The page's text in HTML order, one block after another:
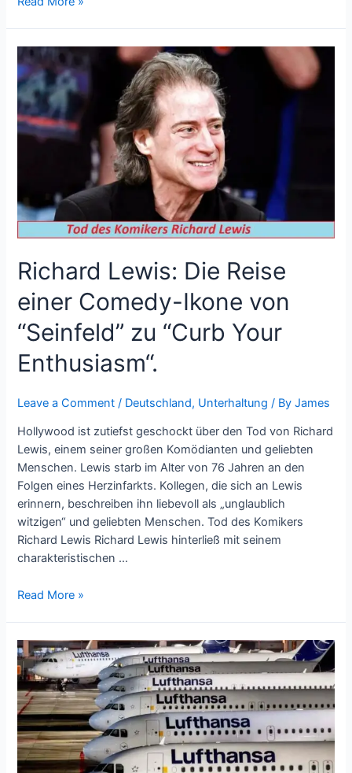
Richard Lewis: Die Reise
einer Comedy-Ikone von
“Seinfeld” zu “Curb Your
Enthusiasm“.
Leave a Comment / Deutschland, Unterhaltung / ByJames
Hollywood ist zutiefst geschockt über den Tod von Richard
Lewis, einem seiner großen Komödianten und geliebten
Menschen. Lewis starb im Alter von 76 Jahren an den
Folgen eines Herzinfarkts. Kollegen, die sich an Lewis
erinnern, beschreiben ihn liebevoll als „unglaublich
witzigen“ und geliebten Menschen. Tod des Komikers
Richard Lewis Richard Lewis hinterließ mit seinem
charakteristischen …
Richard
Lewis:
Die
Reise
einer
Comedy-
“Seinfeld”
zu
“Curb
Enthusiasm“.
Read More »
Lufthansa
gibt
Warnstreikalarm
heraus;
Noch
kein
Flugstornierungsplan